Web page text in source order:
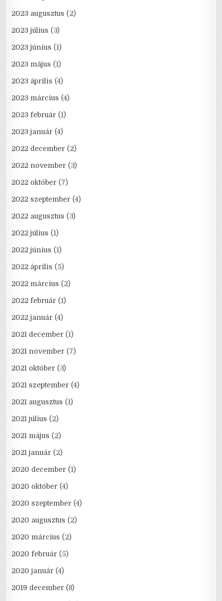
2023 augusztus (2)
2023 július (3)
2023 június (1)
2023 május (1)
2023 április (4)
2023 március (4)
2023 február (1)
2023 január (4)
2022 december (2)
2022 november (3)
2022 október (7)
2022 szeptember (4)
2022 augusztus (3)
2022 július (1)
2022 június (1)
2022 április (5)
2022 március (2)
2022 február (1)
2022 január (4)
2021 december (1)
2021 november (7)
2021 október (3)
2021 szeptember (4)
2021 augusztus (1)
2021 július (2)
2021 május (2)
2021 január (2)
2020 december (1)
2020 október (4)
2020 szeptember (4)
2020 augusztus (2)
2020 március (2)
2020 február (5)
2020 január (4)
2019 december (8)